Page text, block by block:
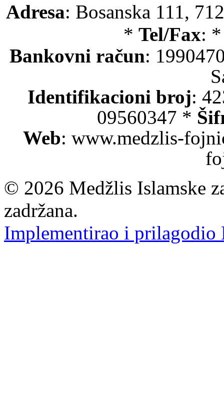
Adresa: Bosanska 111,
* Tel/Fax:
Bankovni račun:
Identifikacioni broj:
09560347 *
Web: www.medzlis-
© 2026 Medžlis Islamske
zadržana.
Implementirao i prilagodio